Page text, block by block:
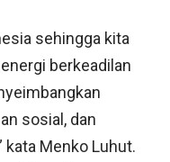
sehingga kita
berkeadilan
sosial, dan
kata Menko Luhut.